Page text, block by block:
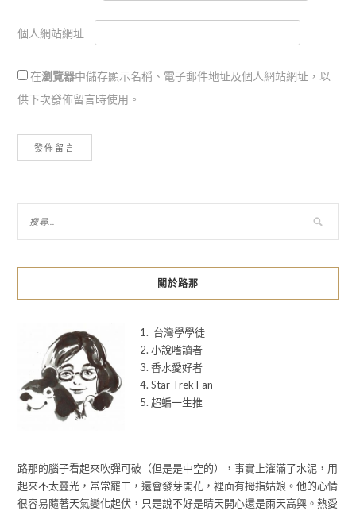
個人網站網址
在瀏覽器中儲存顯示名稱、電子郵件地址及個人網站網址，以
供下次發佈留言時使用。
關於路那
1. 台灣學學徒
2. 小說嗜讀者
3. 香水愛好者
4. Star Trek Fan
5. 超蝙一生推
路那的腦子看起來吹彈可破（但是是中空的），事實上灌滿了水泥，用
起來不太靈光，常常罷工，還會發芽開花，裡面有拇指姑娘。他的心情
很容易隨著天氣變化起伏，只是說不好是晴天開心還是雨天高興。熱愛